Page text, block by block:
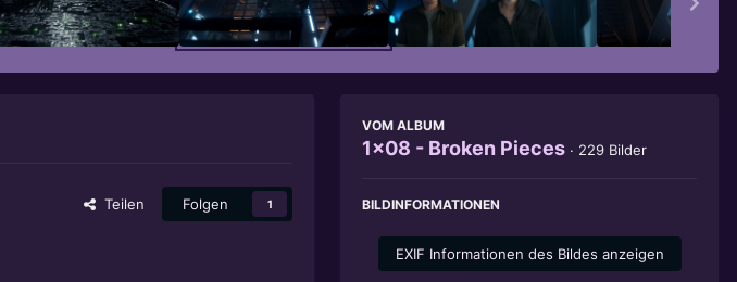
Teilen Folgen 1
VOM ALBUM
1x08 - Broken Pieces · 229 Bilder
BILDINFORMATIONEN
EXIF Informationen des Bildes anzeigen